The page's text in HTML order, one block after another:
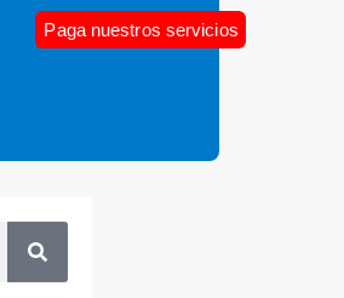
Paga nuestros servicios